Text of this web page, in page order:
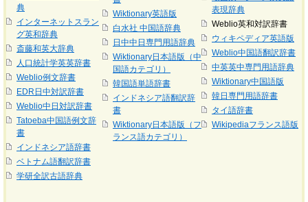
典
インターネットスラン
グ英和辞典
斎藤和英大辞典
人口統計学英英辞書
Weblio例文辞書
EDR日中対訳辞書
Weblio中日対訳辞書
Tatoeba中国語例文辞
書
インドネシア語辞書
ベトナム語翻訳辞書
学研全訳古語辞典
Wiktionary英語版
白水社 中国語辞典
日中中日専門用語辞典
Wiktionary日本語版（中
国語カテゴリ）
韓国語単語辞書
インドネシア語翻訳辞
書
Wiktionary日本語版（フ
ランス語カテゴリ）
表現辞典
Weblio英和対訳辞書
ウィキペディア英語版
Weblio中国語翻訳辞書
中英英中専門用語辞典
Wiktionary中国語版
韓日専門用語辞書
タイ語辞書
Wikipediaフランス語版